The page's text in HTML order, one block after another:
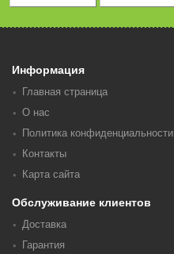
Информация
Главная страница
О нас
Политика конфиденциальности
Контакты
Карта сайта
Обслуживание клиентов
Доставка
Гарантия